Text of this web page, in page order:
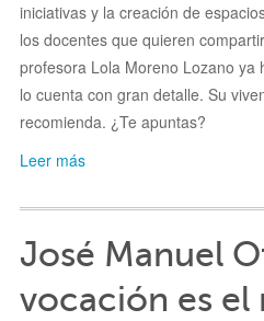
iniciativas y la creación de
los docentes que quieren
profesora Lola Moreno Lozano ya
lo cuenta con gran detalle. Su
recomienda. ¿Te apuntas?
Leer más
José Manuel
vocación es el